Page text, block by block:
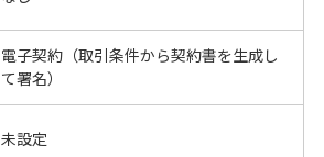
電子契約（取引条件から契約書を生成し
て署名）
未設定